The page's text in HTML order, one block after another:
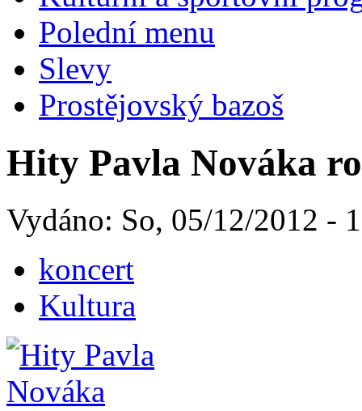
Polední menu
Slevy
Prostějovský bazoš
Hity Pavla Nováka
Vydáno: So, 05/12/2012 -
koncert
Kultura